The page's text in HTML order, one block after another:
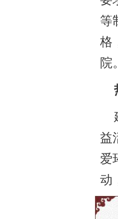
等
格
院。
益
爱
动
济